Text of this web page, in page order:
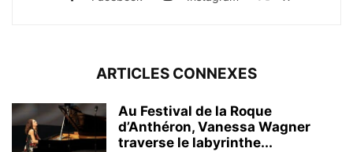
ARTICLES CONNEXES
Au Festival de la Roque
d’Anthéron, Vanessa Wagner
traverse le labyrinthe...